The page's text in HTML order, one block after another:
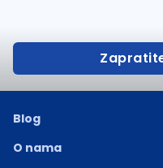
Blog
O nama